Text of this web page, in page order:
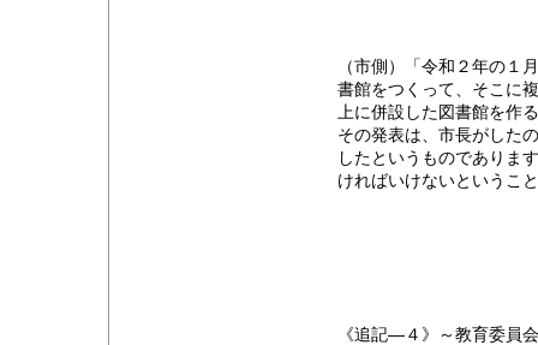
（市側）「令和２年の１
書館をつくって、そこに
上に併設した図書館を作
その発表は、市長がした
したというものでありま
ければいけないというこ
《追記―４》～教育委員